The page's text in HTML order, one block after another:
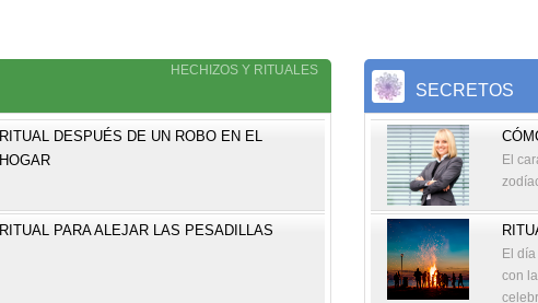
HECHIZOS Y RITUALES
RITUAL DESPUÉS DE UN ROBO EN EL
HOGAR
RITUAL PARA ALEJAR LAS PESADILLAS
SECRETOS
El
El
con